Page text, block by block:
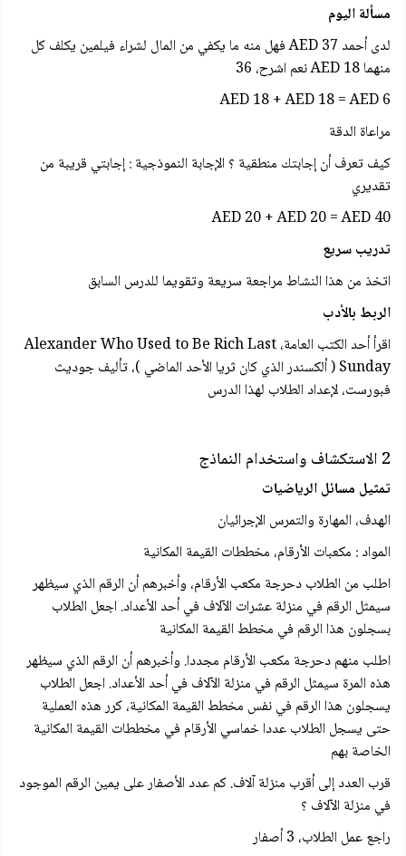
مسألة اليوم
لدى أحمد 37 AED فهل منه ما يكفي من المال لشراء فيلمين يكلف كل
منهما 18 AED نعم اشرح، 36
AED 18 + AED 18 = AED 6
مراعاة الدقة
كيف تعرف أن إجابتك منطقية ؟ الإجابة النموذجية : إجابتي قريبة من
تقديري
AED 20 + AED 20 = AED 40
تدريب سريع
اتخذ من هذا النشاط مراجعة سريعة وتقويما للدرس السابق
الربط بالأدب
اقرأ أحد الكتب العامة، Alexander Who Used to Be Rich Last
Sunday ( ألكسندر الذي كان ثريا الأحد الماضي )، تأليف جوديث
فبورست، لإعداد الطلاب لهذا الدرس
2 الاستكشاف واستخدام النماذج
تمثيل مسائل الرياضيات
الهدف، المهارة والتمرس الإجرائيان
المواد : مكعبات الأرقام، مخططات القيمة المكانية
اطلب من الطلاب دحرجة مكعب الأرقام، وأخبرهم أن الرقم الذي سيظهر
سيمثل الرقم في منزلة عشرات الآلاف في أحد الأعداد. اجعل الطلاب
بسجلون هذا الرقم في مخطط القيمة المكانية
اطلب منهم دحرجة مكعب الأرقام مجددا. وأخبرهم أن الرقم الذي سيظهر
هذه المرة سيمثل الرقم في منزلة الآلاف في أحد الأعداد. اجعل الطلاب
يسجلون هذا الرقم في نفس مخطط القيمة المكانية، كرر هذه العملية
حتى يسجل الطلاب عددا خماسي الأرقام في مخططات القيمة المكانية
الخاصة بهم
قرب العدد إلى أقرب منزلة آلاف. كم عدد الأصفار على يمين الرقم الموجود
في منزلة الآلاف ؟
راجع عمل الطلاب، 3 أصفار